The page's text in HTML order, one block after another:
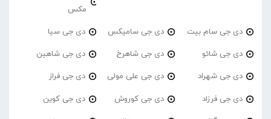
مکس
دی جی سام بیت دی جی سامیکس دی جی سیا
دی جی شائو دی جی شاهرخ دی جی شاهین
دی جی شهراد دی جی علی مولی دی جی فراز
دی جی فرزاد دی جی کوروش دی جی کوین